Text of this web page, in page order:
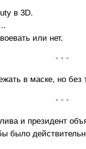
в 3D.
или нет.
• • •
в маске, но без
• • •
и президент
было